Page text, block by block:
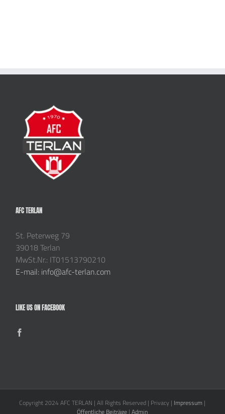
AFC TERLAN
St. Peterweg 79
39018 Terlan
MwSt.Nr.: IT01513790210
E-mail: info@afc-terlan.com
LIKE US ON FACEBOOK
Copyright 2024 AFC TERLAN | All Rights Reserved | Privacy | Impressum |
Öffentliche Beiträge |Admin